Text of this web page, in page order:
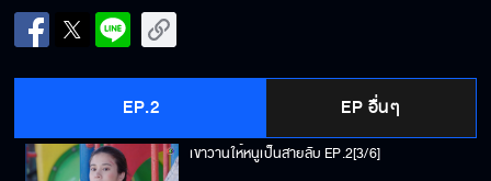
EP.2 EP อื่นๆ
เขาวานให้หนูเป็นสายลับ EP.2[3/6]